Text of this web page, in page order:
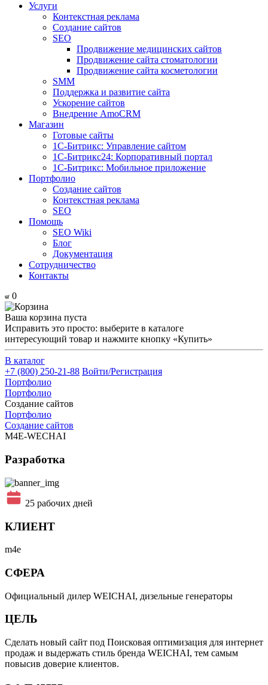
Услуги
Контекстная реклама
Создание сайтов
SEO
Продвижение медицинских сайтов
Продвижение сайта стоматологии
Продвижение сайта косметологии
SMM
Поддержка и развитие сайта
Ускорение сайтов
Внедрение AmoCRM
Магазин
Готовые сайты
1С-Битрикс: Управление сайтом
1С-Битрикс24: Корпоративный портал
1С-Битрикс: Мобильное приложение
Портфолио
Создание сайтов
Контекстная реклама
SEO
Помощь
SEO Wiki
Блог
Документация
Сотрудничество
Контакты
0
Ваша корзина пуста
Исправить это просто: выберите в каталоге
интересующий товар и нажмите кнопку «Купить»
В каталог
+7 (800) 250-21-88 Войти/Регистрация
Портфолио
Портфолио
Создание сайтов
Портфолио
Создание сайтов
M4E-WECHAI
Разработка
25 рабочих дней
КЛИЕНТ
m4e
СФЕРА
Официальный дилер WEICHAI, дизельные генераторы
ЦЕЛЬ
Сделать новый сайт под Поисковая оптимизация для интернет
продаж и выдержать стиль бренда WEICHAI, тем самым
повысив доверие клиентов.